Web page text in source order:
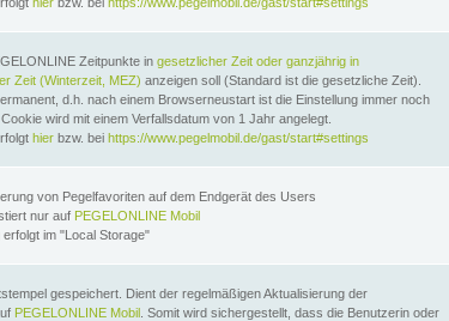
Zeitpunkte in gesetzlicher Zeit oder ganzjährig in
Zeit (Winterzeit, MEZ) anzeigen soll (Standard ist die gesetzliche Zeit).
d.h. nach einem Browserneustart ist die Einstellung immer noch
wird mit einem Verfallsdatum von 1 Jahr angelegt.
hier bzw. bei https://www.pegelmobil.de/gast/start#settings
von Pegelfavoriten auf dem Endgerät des Users
nur auf PEGELONLINE Mobil
erfolgt im "Local Storage"
gespeichert. Dient der regelmäßigen Aktualisierung der
PEGELONLINE Mobil . Somit wird sichergestellt, dass die Benutzerin oder